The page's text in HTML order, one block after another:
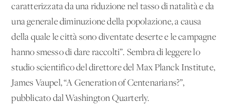
caratterizzata da una riduzione nel tasso di natalità e da
una generale diminuzione della popolazione, a causa
della quale le città sono diventate deserte e le campagne
hanno smesso di dare raccolti”. Sembra di leggere lo
studio scientifico del direttore del Max Planck Institute,
James Vaupel, “A Generation of Centenarians?”,
pubblicato dal Washington Quarterly.